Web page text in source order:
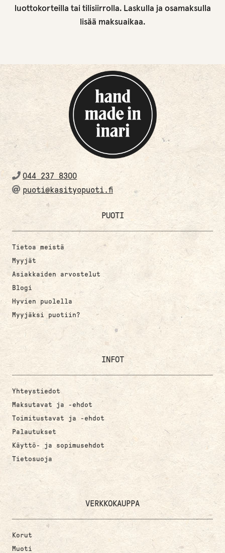
luottokorteilla tai tilisiirrolla. Laskulla ja osamaksulla
lisää maksuaikaa.
044 237 8300
puoti@kasityopuoti.fi
PUOTI
Tietoa meistä
Myyjät
Asiakkaiden arvostelut
Blogi
Hyvien puolella
Myyjäksi puotiin?
INFOT
Yhteystiedot
Maksutavat ja -ehdot
Toimitustavat ja -ehdot
Palautukset
Käyttö- ja sopimusehdot
Tietosuoja
VERKKOKAUPPA
Korut
Muoti